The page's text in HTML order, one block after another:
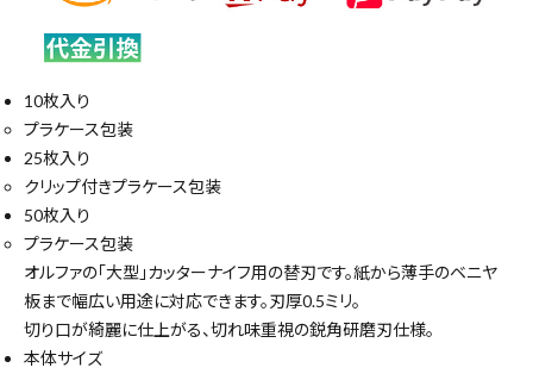
10枚入り
プラケース包装
25枚入り
クリップ付きプラケース包装
50枚入り
プラケース包装
オルファの「大型」カッターナイフ用の替刃です。紙から薄手のベニヤ
板まで幅広い用途に対応できます。刃厚0.5ミリ。
切り口が綺麗に仕上がる、切れ味重視の鋭角研磨刃仕様。
本体サイズ